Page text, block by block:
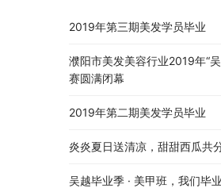
2019年第三期美发学员毕业
濮阳市美发美容行业2019年“
赛圆满闭幕
2019年第二期美发学员毕业
炎炎夏日送清凉，甜甜西瓜共
吴越毕业季 · 美甲班，我们毕